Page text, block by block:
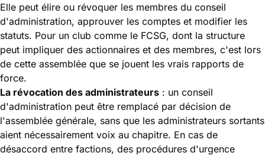
Elle peut élire ou révoquer les membres du conseil
d'administration, approuver les comptes et modifier les
statuts. Pour un club comme le FCSG, dont la structure
peut impliquer des actionnaires et des membres, c'est lors
de cette assemblée que se jouent les vrais rapports de
force.
La révocation des administrateurs : un conseil
d'administration peut être remplacé par décision de
l'assemblée générale, sans que les administrateurs sortants
aient nécessairement voix au chapitre. En cas de
désaccord entre factions, des procédures d'urgence